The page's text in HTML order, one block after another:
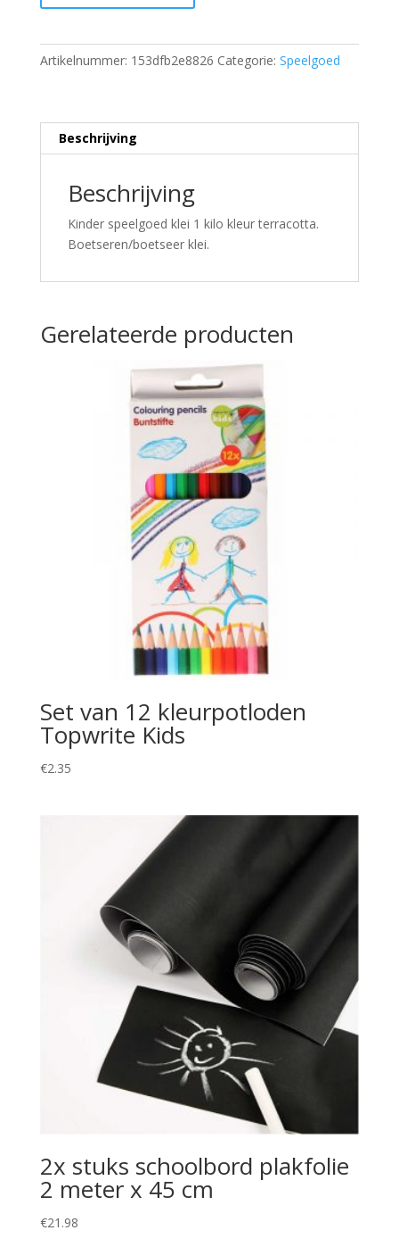
Artikelnummer: 153dfb2e8826 Categorie: Speelgoed
Beschrijving
Beschrijving
Kinder speelgoed klei 1 kilo kleur terracotta.
Boetseren/boetseer klei.
Gerelateerde producten
Set van 12 kleurpotloden
Topwrite Kids
€2.35
2x stuks schoolbord plakfolie
2 meter x 45 cm
€21.98